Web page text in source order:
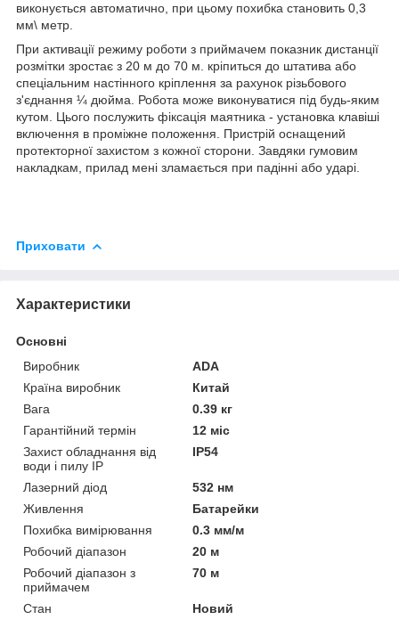
виконується автоматично, при цьому похибка становить 0,3
мм\ метр.
При активації режиму роботи з приймачем показник дистанції
розмітки зростає з 20 м до 70 м. кріпиться до штатива або
спеціальним настінного кріплення за рахунок різьбового
з'єднання ¼ дюйма. Робота може виконуватися під будь-яким
кутом. Цього послужить фіксація маятника - установка клавіші
включення в проміжне положення. Пристрій оснащений
протекторної захистом з кожної сторони. Завдяки гумовим
накладкам, прилад мені зламається при падінні або ударі.
Приховати
Характеристики
Основні
Виробник
ADA
Країна виробник
Китай
Вага
0.39 кг
Гарантійний термін
12 міс
Захист обладнання від
води і пилу IP
IP54
Лазерний діод
532 нм
Живлення
Батарейки
Похибка вимірювання
0.3 мм/м
Робочий діапазон
20 м
Робочий діапазон з
приймачем
70 м
Стан
Новий